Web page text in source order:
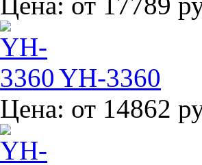
YH-3360
Цена: от 14862